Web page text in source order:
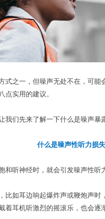
式之一，但噪声无处不在，可
点实用的建议。
我们先来了解一下什么是噪声暴
什么是噪声性听力损
和听神经时，就会引发噪声性听
比如耳边响起爆炸声或鞭炮声
着耳机听激烈的摇滚乐，也会逐